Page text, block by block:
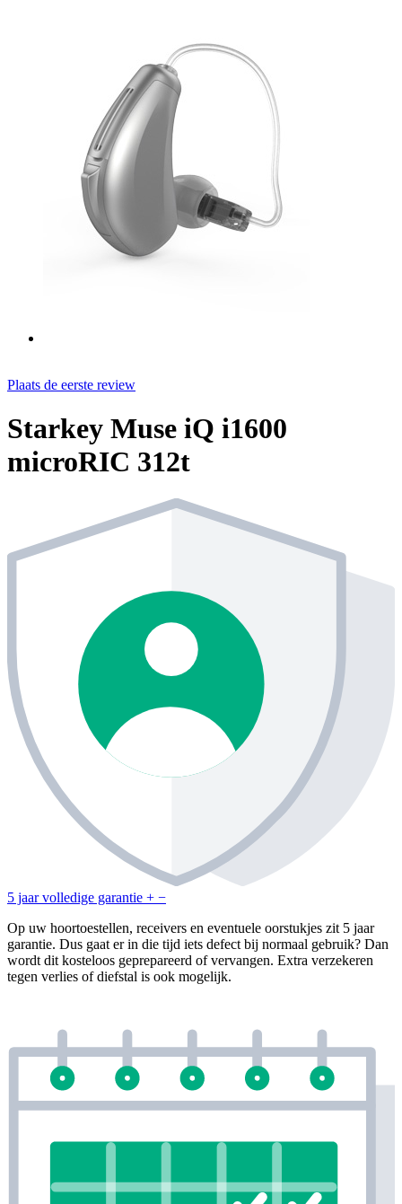
Plaats de eerste review
Starkey Muse iQ i1600
microRIC 312t
5 jaar volledige garantie + −
Op uw hoortoestellen, receivers en eventuele oorstukjes zit 5 jaar
garantie. Dus gaat er in die tijd iets defect bij normaal gebruik? Dan
wordt dit kosteloos geprepareerd of vervangen. Extra verzekeren
tegen verlies of diefstal is ook mogelijk.